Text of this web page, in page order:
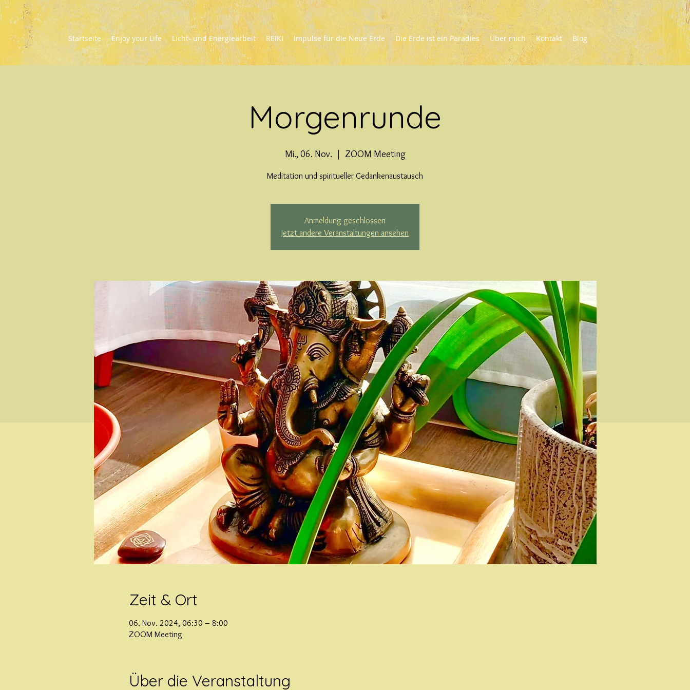
Startseite Enjoy your Life Licht- und Energiearbeit REIKI Impulse für die Neue Erde Die Erde ist ein Paradies Über mich Kontakt Blog
Morgenrunde
Mi., 06. Nov.
  |
ZOOM Meeting
Meditation und spiritueller Gedankenaustausch
Anmeldung geschlossen
Jetzt andere Veranstaltungen ansehen
Zeit & Ort
06. Nov. 2024, 06:30 – 8:00
ZOOM Meeting
Über die Veranstaltung